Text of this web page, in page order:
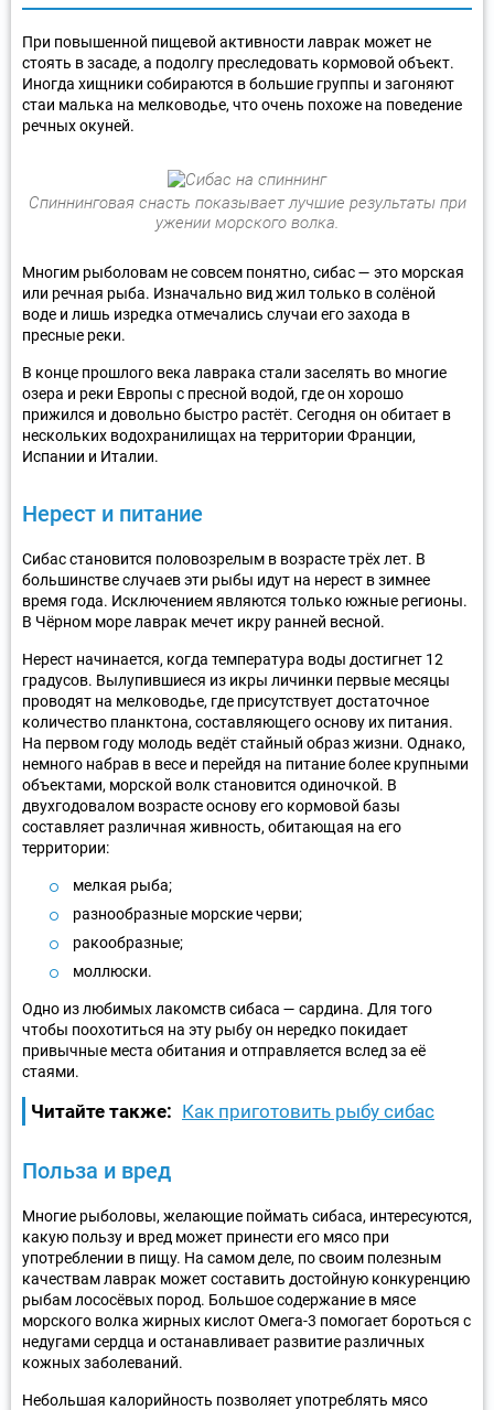
При повышенной пищевой активности лаврак может не
стоять в засаде, а подолгу преследовать кормовой объект.
Иногда хищники собираются в большие группы и загоняют
стаи малька на мелководье, что очень похоже на поведение
речных окуней.
Спиннинговая снасть показывает лучшие результаты при
ужении морского волка.
Многим рыболовам не совсем понятно, сибас — это морская
или речная рыба. Изначально вид жил только в солёной
воде и лишь изредка отмечались случаи его захода в
пресные реки.
В конце прошлого века лаврака стали заселять во многие
озера и реки Европы с пресной водой, где он хорошо
прижился и довольно быстро растёт. Сегодня он обитает в
нескольких водохранилищах на территории Франции,
Испании и Италии.
Нерест и питание
Сибас становится половозрелым в возрасте трёх лет. В
большинстве случаев эти рыбы идут на нерест в зимнее
время года. Исключением являются только южные регионы.
В Чёрном море лаврак мечет икру ранней весной.
Нерест начинается, когда температура воды достигнет 12
градусов. Вылупившиеся из икры личинки первые месяцы
проводят на мелководье, где присутствует достаточное
количество планктона, составляющего основу их питания.
На первом году молодь ведёт стайный образ жизни. Однако,
немного набрав в весе и перейдя на питание более крупными
объектами, морской волк становится одиночкой. В
двухгодовалом возрасте основу его кормовой базы
составляет различная живность, обитающая на его
территории:
мелкая рыба;
разнообразные морские черви;
ракообразные;
моллюски.
Одно из любимых лакомств сибаса — сардина. Для того
чтобы поохотиться на эту рыбу он нередко покидает
привычные места обитания и отправляется вслед за её
стаями.
Читайте также: Как приготовить рыбу сибас
Польза и вред
Многие рыболовы, желающие поймать сибаса, интересуются,
какую пользу и вред может принести его мясо при
употреблении в пищу. На самом деле, по своим полезным
качествам лаврак может составить достойную конкуренцию
рыбам лососёвых пород. Большое содержание в мясе
морского волка жирных кислот Омега-3 помогает бороться с
недугами сердца и останавливает развитие различных
кожных заболеваний.
Небольшая калорийность позволяет употреблять мясо